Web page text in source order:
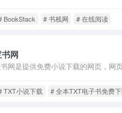
BookStack # 书栈网 # 在线阅读
网
TXT小说下载 # 全本TXT电子书免费